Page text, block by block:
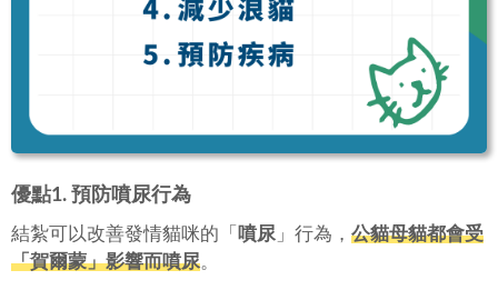
優點1. 預防噴尿行為
結紮可以改善發情貓咪的「 噴尿 」行為， 公貓母貓都會受
「賀爾蒙」影響而噴尿。